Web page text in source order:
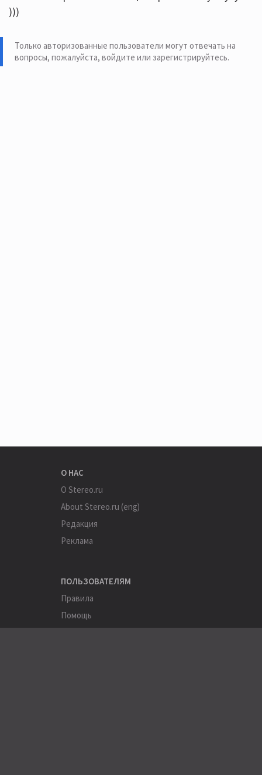
)))
Только авторизованные пользователи могут отвечать на
вопросы, пожалуйста, войдите или зарегистрируйтесь.
О НАС
О Stereo.ru
About Stereo.ru (eng)
Редакция
Реклама
ПОЛЬЗОВАТЕЛЯМ
Правила
Помощь